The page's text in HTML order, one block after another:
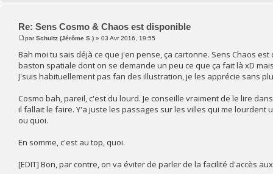
Re: Sens Cosmo & Chaos est disponible
parSchultz (Jérôme S.) » 03 Avr 2016, 19:55
Bah moi tu sais déjà ce que j'en pense, ça cartonne. Sens Chaos
baston spatiale dont on se demande un peu ce que ça fait là xD
J'suis habituellement pas fan des illustration, je les apprécie sans
Cosmo bah, pareil, c'est du lourd. Je conseille vraiment de le lire
il fallait le faire. Y'a juste les passages sur les villes qui me
ou quoi.
En somme, c'est au top, quoi.
[EDIT] Bon, par contre, on va éviter de parler de la facilité d'accès